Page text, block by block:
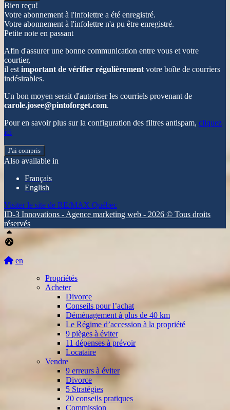
Bien reçu!
Votre abonnement à l'infolettre a été enregistré.
Votre abonnement à l'infolettre n'a pu être enregistré.
Petite note en passant
Afin d'assurer une bonne communication entre vous et votre
courtier,
il est important de vérifier régulièrement votre boîte de courriers
indésirables.
Un bon moyen serait d'autoriser les courriels provenant de
carole.josee@pintoforget.com.
Pour en savoir plus sur la configuration des filtres antispam, cliquez
ici
J'ai compris
Also available in
Français
English
Visiter le site de RE/MAX Québec
ID-3 Innovations - Agence marketing web - 2026 © Tous droits
réservés
Haut
en
Propriétés
Acheter
Divorce
Conseils pour l’achat
Déménagement à plus de 40 km
Le Régime d’accession à la propriété
9 pièges à éviter
11 dépenses à prévoir
Locataire
Vendre
9 erreurs à éviter
Divorce
5 Stratégies
20 conseils pratiques
Commission